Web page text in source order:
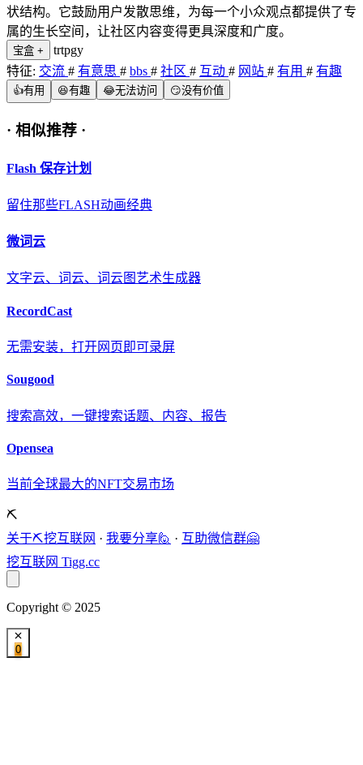
状结构。它鼓励用户发散思维，为每一个小众观点都提供了专
属的生长空间，让社区内容变得更具深度和广度。
宝盒 +
trtpgy
特征: 交流 # 有意思 # bbs # 社区 # 互动 # 网站 # 有用 # 有趣
👍有用 😆有趣 😂无法访问 😏没有价值
· 相似推荐 ·
Flash 保存计划
留住那些FLASH动画经典
微词云
文字云、词云、词云图艺术生成器
RecordCast
无需安装，打开网页即可录屏
Sougood
搜索高效，一键搜索话题、内容、报告
Opensea
当前全球最大的NFT交易市场
⛏️
关于⛏️挖互联网 · 我要分享🙋 · 互助微信群🤗
挖互联网 Tigg.cc
Copyright © 2025
0